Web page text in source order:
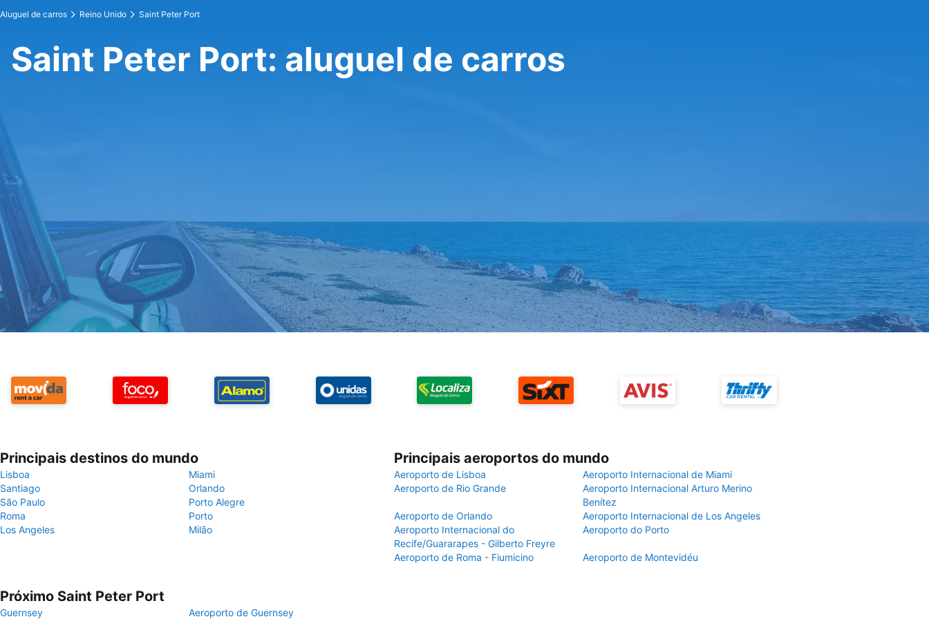
Aluguel de carros Reino Unido Saint Peter Port
Saint Peter Port: aluguel de carros
Principais destinos do mundo
Lisboa
Miami
Santiago
Orlando
São Paulo
Porto Alegre
Roma
Porto
Los Angeles
Milão
Principais aeroportos do mundo
Aeroporto de Lisboa
Aeroporto Internacional de Miami
Aeroporto de Rio Grande
Aeroporto Internacional Arturo Merino
Benítez
Aeroporto de Orlando
Aeroporto Internacional de Los Angeles
Aeroporto Internacional do
Recife/Guararapes - Gilberto Freyre
Aeroporto do Porto
Aeroporto de Roma - Fiumicino Aeroporto de Montevidéu
Próximo Saint Peter Port
Guernsey Aeroporto de Guernsey